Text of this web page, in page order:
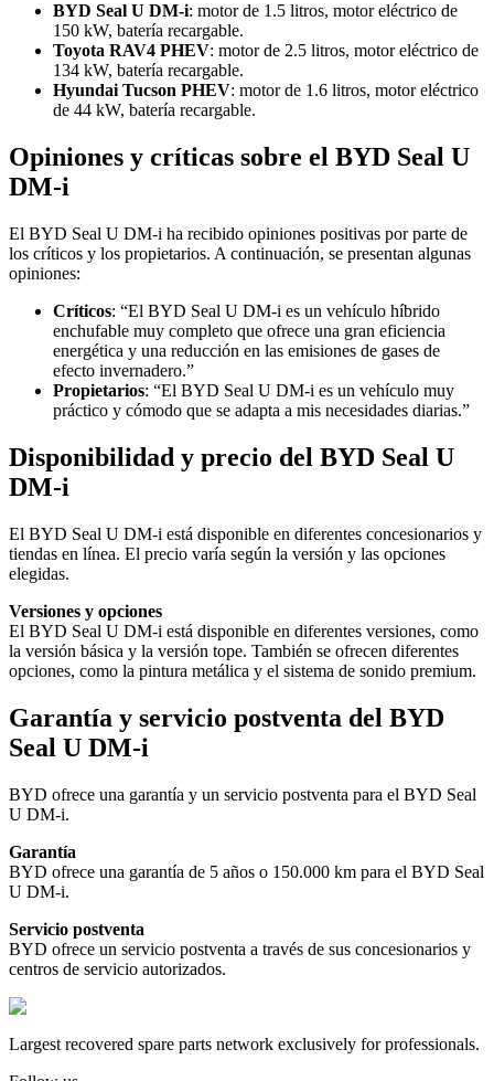
BYD Seal U DM-i: motor de 1.5 litros, motor eléctrico de
150 kW, batería recargable.
Toyota RAV4 PHEV: motor de 2.5 litros, motor eléctrico de
134 kW, batería recargable.
Hyundai Tucson PHEV: motor de 1.6 litros, motor eléctrico
de 44 kW, batería recargable.
Opiniones y críticas sobre el BYD Seal U
DM-i
El BYD Seal U DM-i ha recibido opiniones positivas por parte de
los críticos y los propietarios. A continuación, se presentan algunas
opiniones:
Críticos: “El BYD Seal U DM-i es un vehículo híbrido
enchufable muy completo que ofrece una gran eficiencia
energética y una reducción en las emisiones de gases de
efecto invernadero.”
Propietarios: “El BYD Seal U DM-i es un vehículo muy
práctico y cómodo que se adapta a mis necesidades diarias.”
Disponibilidad y precio del BYD Seal U
DM-i
El BYD Seal U DM-i está disponible en diferentes concesionarios y
tiendas en línea. El precio varía según la versión y las opciones
elegidas.
Versiones y opciones
El BYD Seal U DM-i está disponible en diferentes versiones, como
la versión básica y la versión tope. También se ofrecen diferentes
opciones, como la pintura metálica y el sistema de sonido premium.
Garantía y servicio postventa del BYD
Seal U DM-i
BYD ofrece una garantía y un servicio postventa para el BYD Seal
U DM-i.
Garantía
BYD ofrece una garantía de 5 años o 150.000 km para el BYD Seal
U DM-i.
Servicio postventa
BYD ofrece un servicio postventa a través de sus concesionarios y
centros de servicio autorizados.
Largest recovered spare parts network exclusively for professionals.